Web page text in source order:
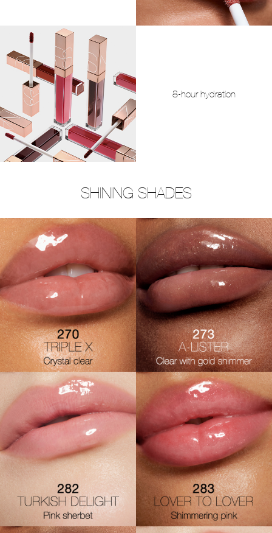
8-hour hydration
SHINING SHADES